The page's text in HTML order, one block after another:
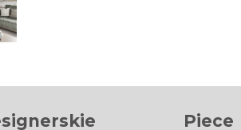
Piece